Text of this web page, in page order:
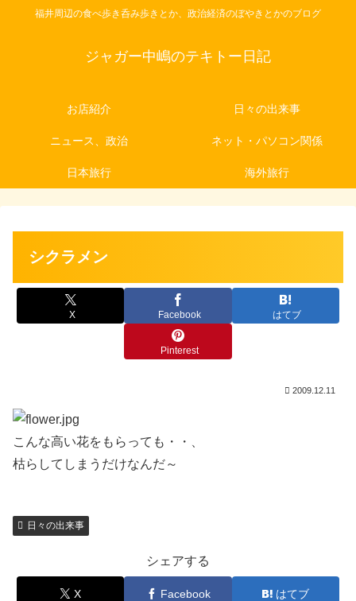
福井周辺の食べ歩き呑み歩きとか、政治経済のぼやきとかのブログ
ジャガー中嶋のテキトー日記
お店紹介 日々の出来事
ニュース、政治 ネット・パソコン関係
日本旅行 海外旅行
シクラメン
X Facebook はてブ
Pinterest
2009.12.11
こんな高い花をもらっても・・、
枯らしてしまうだけなんだ～
日々の出来事
シェアする
X Facebook はてブ